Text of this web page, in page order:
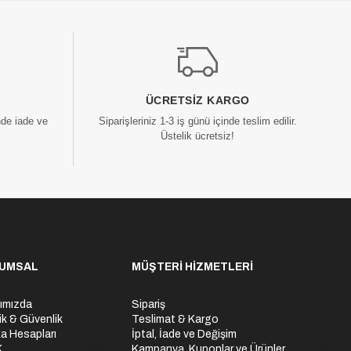
iade ve
ÜCRETSIZ KARGO
Siparişleriniz 1-3 iş günü içinde teslim edilir.
Üstelik ücretsiz!
& Güvenlik
Hesapları
MÜŞTERİ HİZMETLERİ
Sipariş
Teslimat & Kargo
İptal, İade ve Değişim